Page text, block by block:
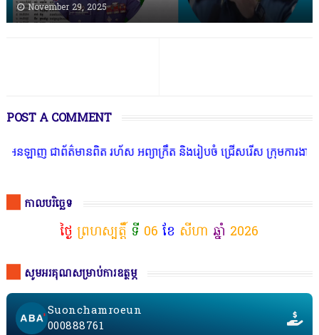
November 29, 2025
POST A COMMENT
ានពិត រហ័ស អព្យាក្រឹត និងរៀបចំ ជ្រើសរើស ក្រុមការងារ នៅតាមបណ្ត
កាលបរិច្ឆេទ
ថ្ងៃ ព្រហស្បត្តិ៍ ទី 06 ខែ សីហា ឆ្នាំ 2026
សូមអរគុណសម្រាប់ការឧត្ថម្ភ
Suonchamroeun
000888761